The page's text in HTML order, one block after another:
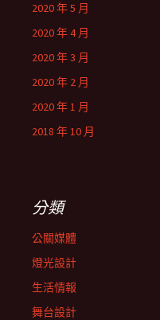
2020 年 5 月
2020 年 4 月
2020 年 3 月
2020 年 2 月
2020 年 1 月
2018 年 10 月
分類
公關媒體
燈光設計
生活情報
舞台設計